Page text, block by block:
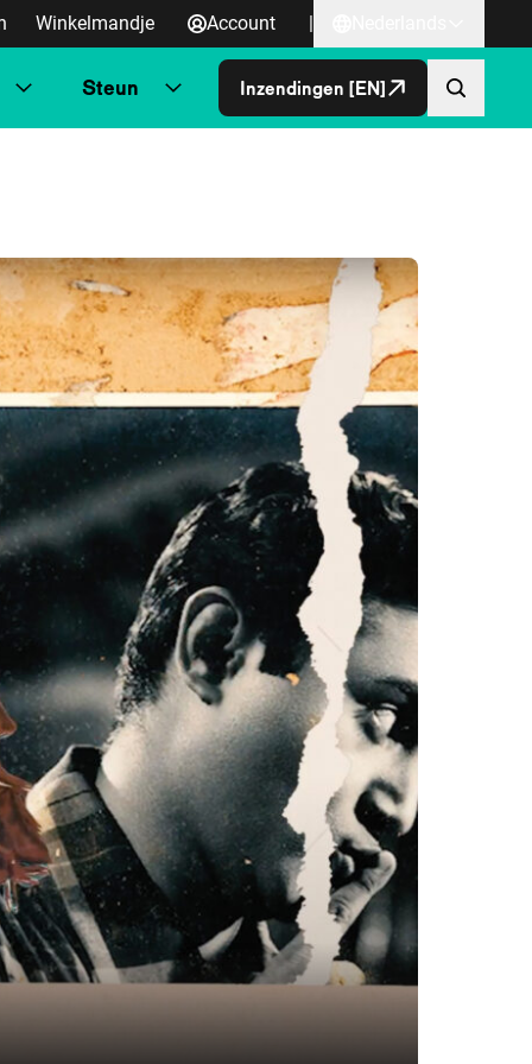
Winkelmandje Account |
Steun Inzendingen [EN]